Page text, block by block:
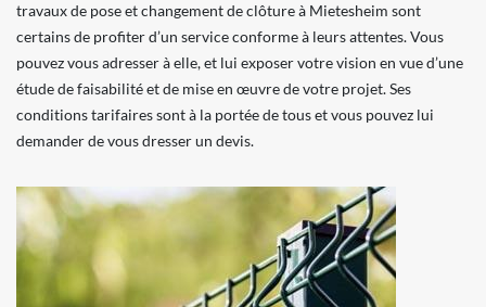
travaux de pose et changement de clôture à Mietesheim sont
certains de profiter d’un service conforme à leurs attentes. Vous
pouvez vous adresser à elle, et lui exposer votre vision en vue d’une
étude de faisabilité et de mise en œuvre de votre projet. Ses
conditions tarifaires sont à la portée de tous et vous pouvez lui
demander de vous dresser un devis.